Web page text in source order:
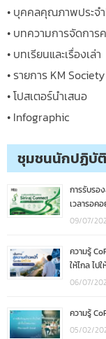
• บุคคลคุณภาพประจ
• บทความการจัดการ
• บทเรียนและเรื่องเล่า
• รายการ KM Society
• โปสเตอร์นำเสนอ
• Infographic
ชุมชนนักปฏิบั
การรับรอ
เวลารอค
09/07/
ความรู้
ให้ไกล ไป
06/07/
ความรู้
05/02/